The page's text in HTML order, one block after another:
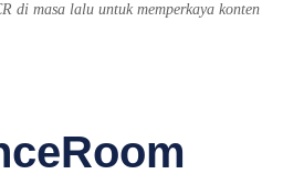
di masa lalu untuk memperkaya konten